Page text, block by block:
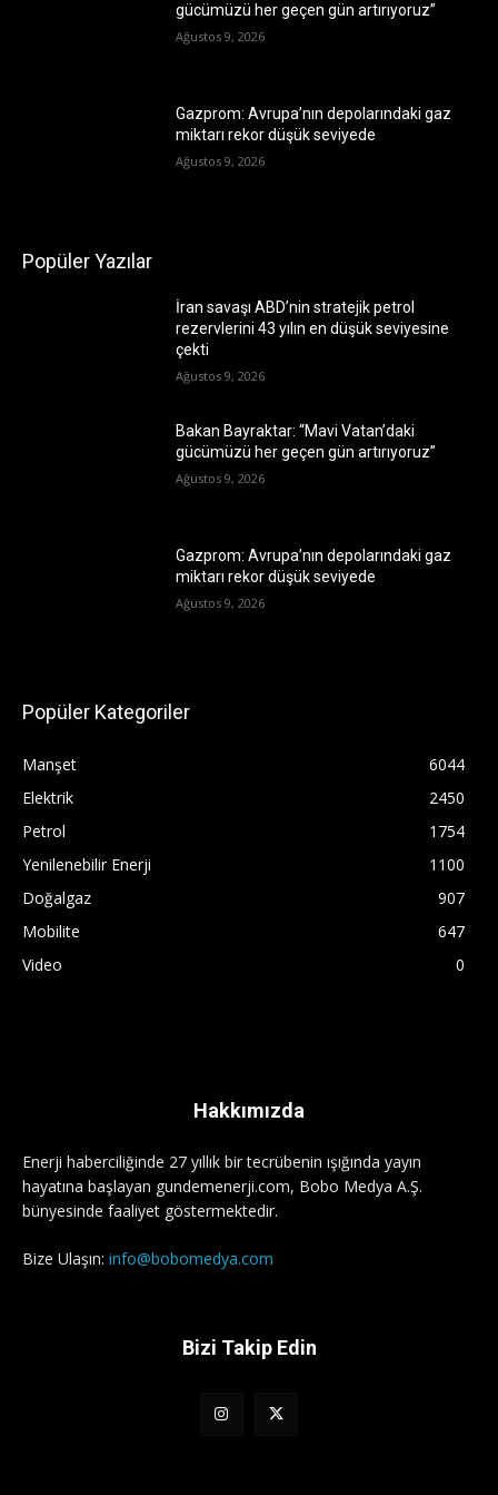
gücümüzü her geçen gün artırıyoruz”
Ağustos 9, 2026
Gazprom: Avrupa’nın depolarındaki gaz
miktarı rekor düşük seviyede
Ağustos 9, 2026
Popüler Yazılar
İran savaşı ABD’nin stratejik petrol
rezervlerini 43 yılın en düşük seviyesine
çekti
Ağustos 9, 2026
Bakan Bayraktar: “Mavi Vatan’daki
gücümüzü her geçen gün artırıyoruz”
Ağustos 9, 2026
Gazprom: Avrupa’nın depolarındaki gaz
miktarı rekor düşük seviyede
Ağustos 9, 2026
Popüler Kategoriler
Manşet
6044
Elektrik
2450
Petrol
1754
Yenilenebilir Enerji
1100
Doğalgaz
907
Mobilite
647
Video
0
Hakkımızda
Enerji haberciliğinde 27 yıllık bir tecrübenin ışığında yayın
hayatına başlayan gundemenerji.com, Bobo Medya A.Ş.
bünyesinde faaliyet göstermektedir.
Bize Ulaşın: info@bobomedya.com
Bizi Takip Edin